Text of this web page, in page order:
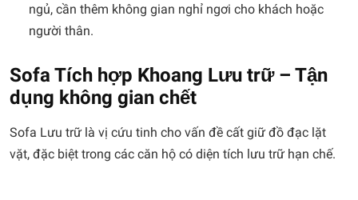
ngủ, cần thêm không gian nghỉ ngơi cho khách hoặc
người thân.
Sofa Tích hợp Khoang Lưu trữ – Tận
dụng không gian chết
Sofa Lưu trữ là vị cứu tinh cho vấn đề cất giữ đồ đạc lặt
vặt, đặc biệt trong các căn hộ có diện tích lưu trữ hạn chế.